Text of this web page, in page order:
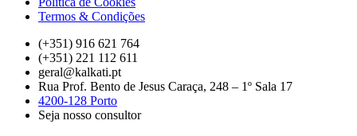
Termos & Condições
(+351) 916 621 764
(+351) 221 112 611
geral@kalkati.pt
Rua Prof. Bento de Jesus Caraça, 248 – 1º Sala 17
4200-128 Porto
Seja nosso consultor